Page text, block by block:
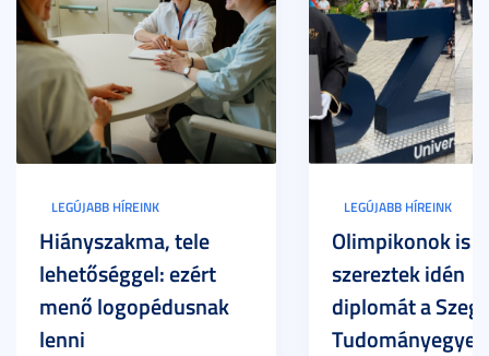
LEGÚJABB HÍREINK
Hiányszakma, tele
lehetőséggel: ezért
menő logopédusnak
lenni
LEGÚJABB HÍREINK
Olimpikonok is
szereztek idén
diplomát a